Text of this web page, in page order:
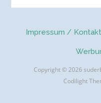
Impressum / Kontakt
Copyright © 2026
Codilight